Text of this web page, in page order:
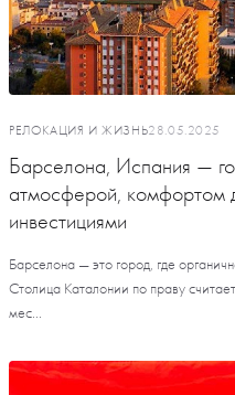
РЕЛОКАЦИЯ И ЖИЗНЬ28.05.2025
Барселона, Испания —
атмосферой, комфортом
инвестициями
Барселона — это город, где
Столица Каталонии по праву
мес...